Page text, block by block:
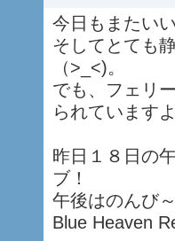
今日もまたい
そしてとても
（>_<)。
でも、フェリ
られています
昨日１８日の
ブ！
午後はのんび
Blue Heaven